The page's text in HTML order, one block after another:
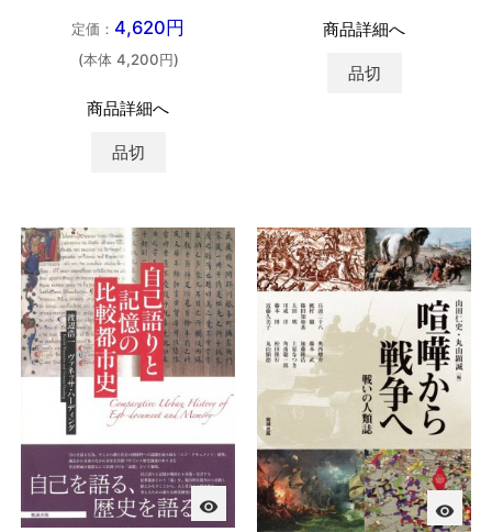
定価： 4,620円
(本体 4,200円)
商品詳細へ
品切
商品詳細へ
品切
visibility visibility